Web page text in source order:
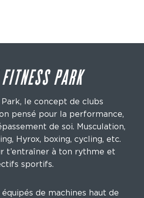
PARK
le concept de clubs
pensé pour la performance,
de soi. Musculation,
Hyrox, boxing, cycling, etc.
t’entraîner à ton rythme et
sportifs.
de machines haut de